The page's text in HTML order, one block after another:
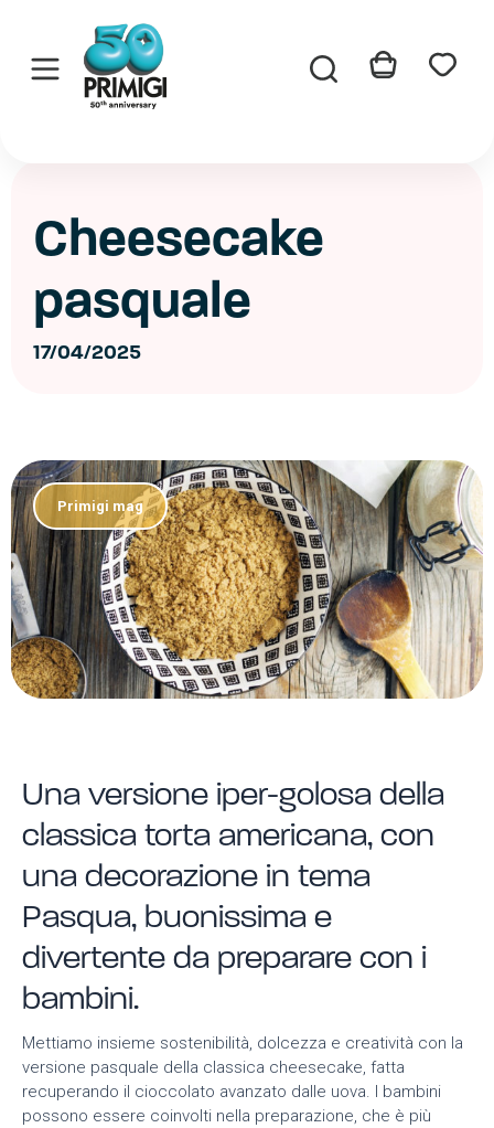
Primigi
My
My
Cheesecake
pasquale
17/04/2025
Primigi mag
Una versione iper-golosa della
classica torta americana, con
una decorazione in tema
Pasqua, buonissima e
divertente da preparare con i
bambini.
Mettiamo insieme sostenibilità, dolcezza e creatività con la
versione pasquale della classica cheesecake, fatta
recuperando il cioccolato avanzato dalle uova. I bambini
possono essere coinvolti nella preparazione, che è più